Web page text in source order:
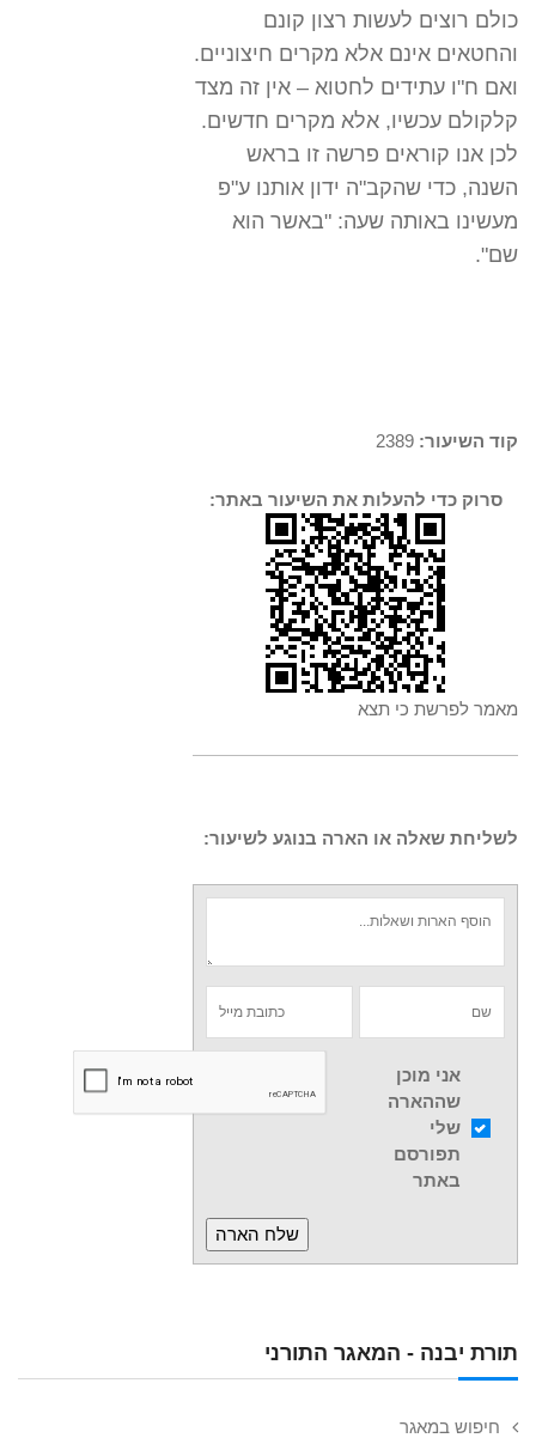
תורת יבנה - המאגר התורני
חיפוש במאגר
כולם רוצים לעשות רצון קונם
והחטאים אינם אלא מקרים חיצוניים.
ואם ח"ו עתידים לחטוא – אין זה מצד
קלקולם עכשיו, אלא מקרים חדשים.
לכן אנו קוראים פרשה זו בראש
השנה, כדי שהקב"ה ידון אותנו ע"פ
מעשינו באותה שעה: "באשר הוא
שם".
קוד השיעור:
סרוק כדי להעלות את השיעור באתר:
מאמר לפרשת כי תצא
לשליחת שאלה או הארה בנוגע לשיעור:
אני מוכן
שההארה
שלי
תפורסם
באתר